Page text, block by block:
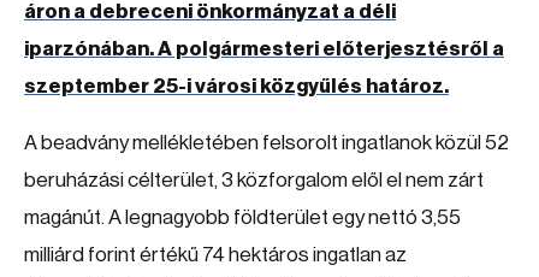
áron a debreceni önkormányzat a déli
iparzónában. A polgármesteri előterjesztésről a
szeptember 25-i városi közgyűlés határoz.
A beadvány mellékletében felsorolt ingatlanok közül 52
beruházási célterület, 3 közforgalom elől el nem zárt
magánút. A legnagyobb földterület egy nettó 3,55
milliárd forint értékű 74 hektáros ingatlan az